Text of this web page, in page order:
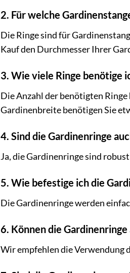
2. Für welche
Die Ringe sind für
Kauf den Durchmesser Ihrer
3. Wie viele Ringe benötige
Die Anzahl der benötigten
Gardinenbreite benötigen Sie
4. Sind die Gardinenringe
Ja, die Gardinenringe sind
5. Wie befestige ich die
Die Gardinenringe werden
6. Können die
Wir empfehlen die Verwendung